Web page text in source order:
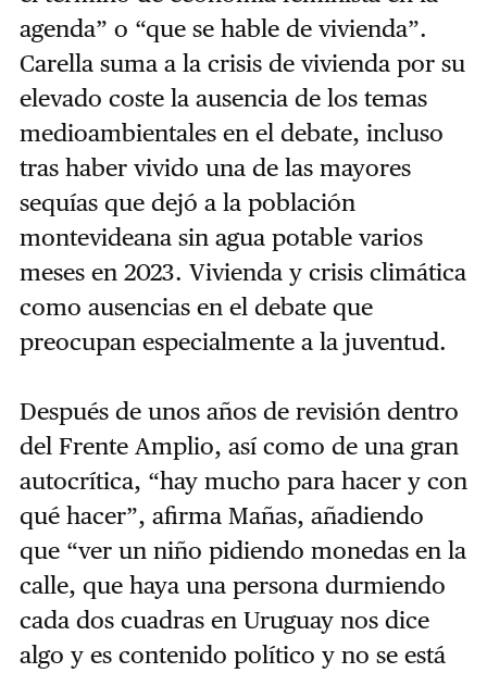
agenda” o “que se hable de vivienda”.
Carella suma a la crisis de vivienda por su
elevado coste la ausencia de los temas
medioambientales en el debate, incluso
tras haber vivido una de las mayores
sequías que dejó a la población
montevideana sin agua potable varios
meses en 2023. Vivienda y crisis climática
como ausencias en el debate que
preocupan especialmente a la juventud.
Después de unos años de revisión dentro
del Frente Amplio, así como de una gran
autocrítica, “hay mucho para hacer y con
qué hacer”, afirma Mañas, añadiendo
que “ver un niño pidiendo monedas en la
calle, que haya una persona durmiendo
cada dos cuadras en Uruguay nos dice
algo y es contenido político y no se está